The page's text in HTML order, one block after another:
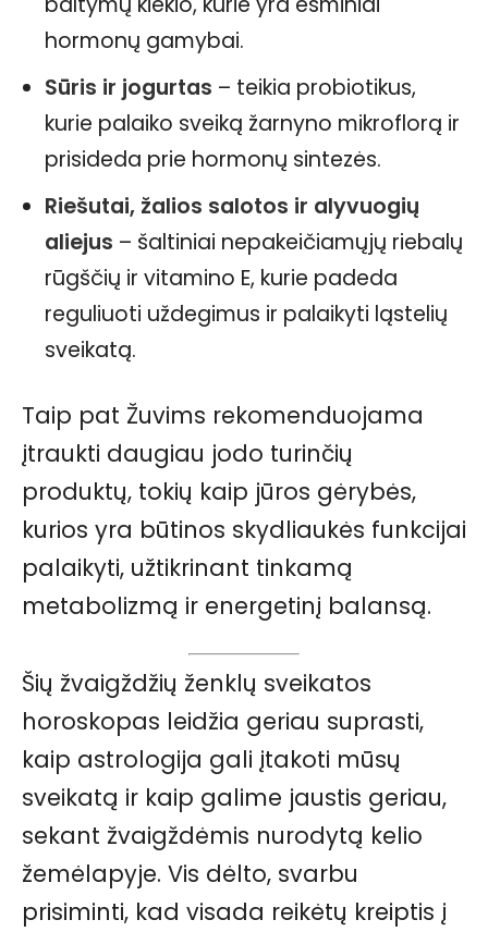
hormonų gamybai.
Sūris ir jogurtas – teikia probiotikus,
kurie palaiko sveiką žarnyno mikroflorą ir
prisideda prie hormonų sintezės.
Riešutai, žalios salotos ir alyvuogių
aliejus – šaltiniai nepakeičiamųjų riebalų
rūgščių ir vitamino E, kurie padeda
reguliuoti uždegimus ir palaikyti ląstelių
sveikatą.
Taip pat Žuvims rekomenduojama
įtraukti daugiau jodo turinčių
produktų, tokių kaip jūros gėrybės,
kurios yra būtinos skydliaukės funkcijai
palaikyti, užtikrinant tinkamą
metabolizmą ir energetinį balansą.
Šių žvaigždžių ženklų sveikatos
horoskopas leidžia geriau suprasti,
kaip astrologija gali įtakoti mūsų
sveikatą ir kaip galime jaustis geriau,
sekant žvaigždėmis nurodytą kelio
žemėlapyje. Vis dėlto, svarbu
prisiminti, kad visada reikėtų kreiptis į